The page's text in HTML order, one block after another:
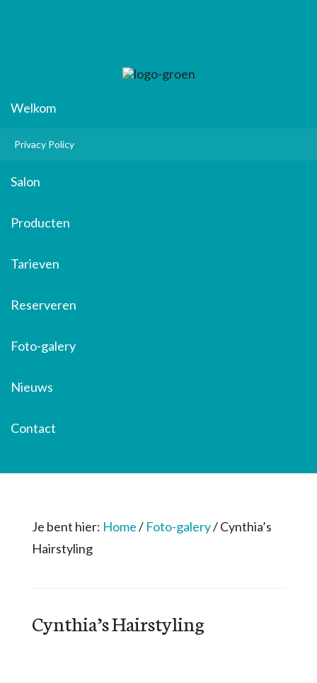
Welkom
Privacy Policy
Salon
Producten
Tarieven
Reserveren
Foto-galery
Nieuws
Contact
Je bent hier: Home/ Foto-galery/Cynthia’s
Hairstyling
Cynthia’s Hairstyling